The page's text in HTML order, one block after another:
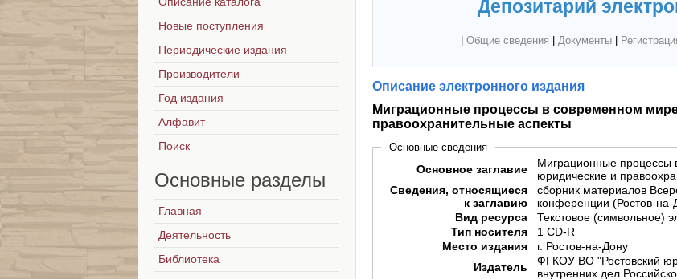
Депозитарий
Общие сведения Документы|
Описание электронного издания
Миграционные процессы в современном
правоохранительные аспекты
Основные сведения
Основное заглавие
Миграционные процессы
юридические и
Сведения, относящиеся
к заглавию
сборник материалов
конференции (Ростов-
Вид ресурса
Текстовое (символьное)
Тип носителя
1 CD-R
Место издания
г. Ростов-на-Дону
Издатель
ФГКОУ ВО "Ростовский
внутренних дел
Новые поступления
Периодические издания
Производители
Год издания
Алфавит
Поиск
Основные разделы
Главная
Деятельность
Библиотека